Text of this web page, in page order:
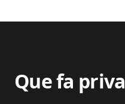
Que fa